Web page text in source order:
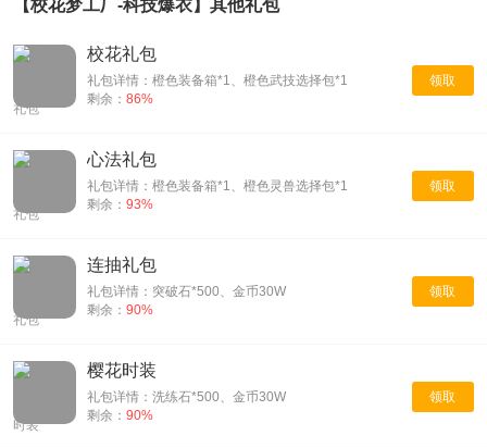
【校花梦工厂-科技爆衣】其他礼包
领取
校花礼包
礼包详情：橙色装备箱*1、橙色武技选择包*1
剩余： 86%
领取
心法礼包
礼包详情：橙色装备箱*1、橙色灵兽选择包*1
剩余： 93%
领取
连抽礼包
礼包详情：突破石*500、金币30W
剩余： 90%
领取
樱花时装
礼包详情：洗练石*500、金币30W
剩余： 90%